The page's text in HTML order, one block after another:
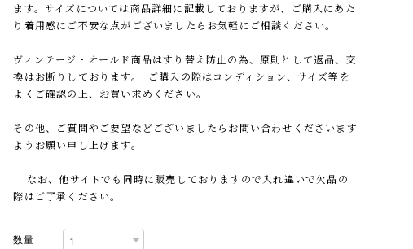
ます。サイズについては商品詳細に記載しておりますが、ご購入にあた
り着用感にご不安な点がございましたらお気軽にご相談ください。
ヴィンテージ・オールド商品はすり替え防止の為、原則として返品、交
換はお断りしております。 ご購入の際はコンディション、サイズ等を
よくご確認の上、お買い求めください。
その他、ご質問やご要望などございましたらお問い合わせくださいます
ようお願い申し上げます。
なお、他サイトでも同時に販売しておりますので入れ違いで欠品の
際はご了承ください。
数量